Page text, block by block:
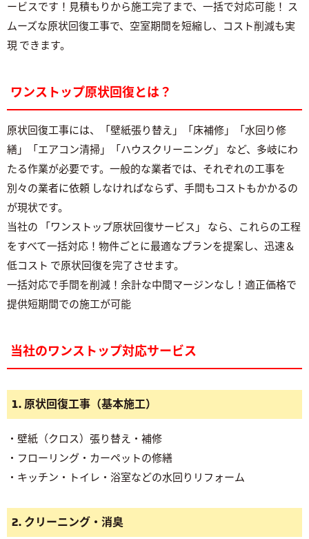
ービスです！見積もりから施工完了まで、一括で対応可能！ ス
ムーズな原状回復工事で、空室期間を短縮し、コスト削減も実
現 できます。
ワンストップ原状回復とは？
原状回復工事には、「壁紙張り替え」「床補修」「水回り修
繕」「エアコン清掃」「ハウスクリーニング」 など、多岐にわ
たる作業が必要です。一般的な業者では、それぞれの工事を
別々の業者に依頼 しなければならず、手間もコストもかかるの
が現状です。
当社の 「ワンストップ原状回復サービス」 なら、これらの工程
をすべて一括対応！物件ごとに最適なプランを提案し、迅速＆
低コスト で原状回復を完了させます。
一括対応で手間を削減！余計な中間マージンなし！適正価格で
提供短期間での施工が可能
当社のワンストップ対応サービス
1. 原状回復工事（基本施工）
・壁紙（クロス）張り替え・補修
・フローリング・カーペットの修繕
・キッチン・トイレ・浴室などの水回りリフォーム
2. クリーニング・消臭